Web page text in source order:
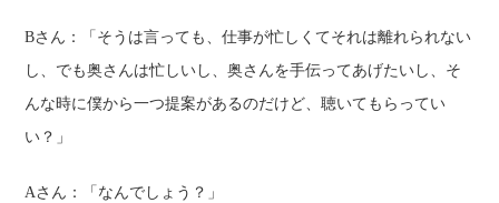
Bさん：「そうは言っても、仕事が忙しくてそれは離れられない
し、でも奥さんは忙しいし、奥さんを手伝ってあげたいし、そ
んな時に僕から一つ提案があるのだけど、聴いてもらってい
い？」
Aさん： 「なんでしょう？」